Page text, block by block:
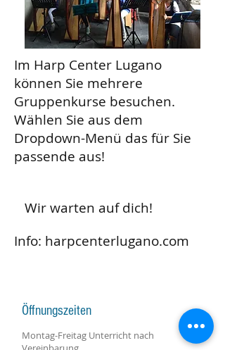
Im Harp Center Lugano
können Sie mehrere
Gruppenkurse besuchen.
Wählen Sie aus dem
Dropdown-Menü das für Sie
passende aus!
Wir warten auf dich!
Info: harpcenterlugano.com
Öffnungszeiten
Montag-Freitag Unterricht nach